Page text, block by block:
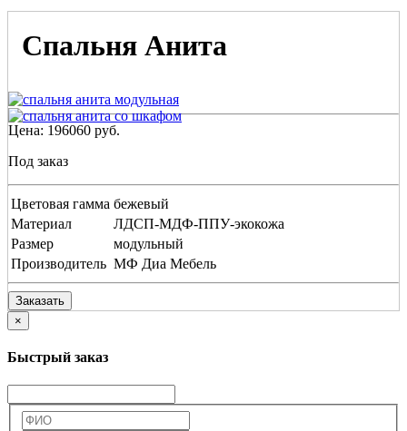
Спальня Анита
Цена: 196060 руб.
Под заказ
Цветовая гамма бежевый
Материал
ЛДСП-МДФ-ППУ-экокожа
Размер
модульный
Производитель МФ Диа Мебель
Заказать
×
Быстрый заказ